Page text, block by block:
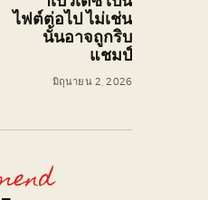
ไฟต์ต่อไป ไม่เช่น
นั้นอาจถูกริบ
แชมป์
มิถุนายน 2, 2026